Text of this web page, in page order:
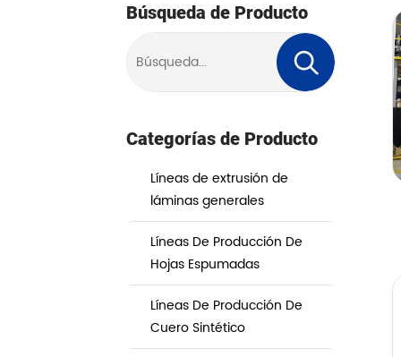
Búsqueda de Producto
Categorías de Producto
Líneas de extrusión de
láminas generales
Líneas De Producción De
Hojas Espumadas
Líneas De Producción De
Cuero Sintético